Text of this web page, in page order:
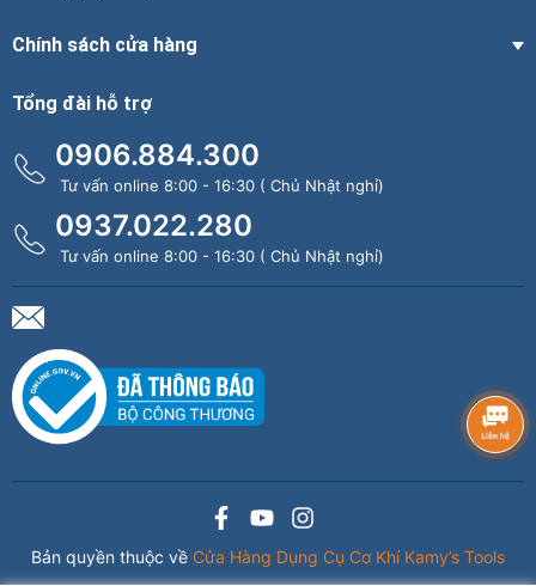
Chính sách cửa hàng
Tổng đài hỗ trợ
0906.884.300
Tư vấn online 8:00 - 16:30 ( Chủ Nhật nghỉ)
0937.022.280
Tư vấn online 8:00 - 16:30 ( Chủ Nhật nghỉ)
Bản quyền thuộc về Cửa Hàng Dụng Cụ Cơ Khí Kamy’s Tools